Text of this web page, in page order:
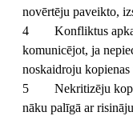
novērtēju paveikto,
4	Konfliktus apkaimē risinu
komunicējot, ja
noskaidroju
5	Nekritizēju kopienas darbu, bet
nāku palīgā ar